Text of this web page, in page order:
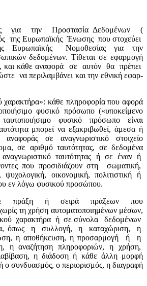
για την Προστασία Δεδομένων
(
της Ευρωπαϊκής Ένωσης που στοχεύει
Ευρωπαϊκής Νομοθεσίας για
την
δεδομένων. Τίθεται σε εφαρμογή
και κάθε αναφορά
σε αυτόν θα πρέπει
να περιλαμβάνει και την εθνική εφαρ-
χαρακτήρα»: κάθε πληροφορία που αφορά
φυσικό πρόσωπο («υποκείμενο
ταυτοποιήσιμο φυσικό πρόσωπο
είναι
μπορεί να εξακριβωθεί, άμεσα ή
σε αναγνωριστικό στοιχείο
σε αριθμό ταυτότητας, σε δεδομένα
αναγνωριστικό ταυτότητας ή σε έναν ή
που προσιδιάζουν στη
σωματική,
ψυχολογική, οικονομική, πολιτιστική ή
εν λόγω φυσικού προσώπου.
πράξη ή σειρά πράξεων που
τη χρήση αυτοματοποιημένων μέσων,
χαρακτήρα ή σε σύνολα
δεδομένων
όπως
η συλλογή, η καταχώριση,
η
η αποθήκευση, η προσαρμογή ή
η
η αναζήτηση πληροφοριών, η χρήση,
η διάδοση ή κάθε άλλη μορφή
ο συνδυασμός, ο περιορισμός, η διαγραφή